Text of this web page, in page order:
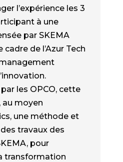
l’expérience les 3
à une
par SKEMA
de l’Azur Tech
les OPCO, cette
moyen
une méthode et
travaux des
pour
transformation